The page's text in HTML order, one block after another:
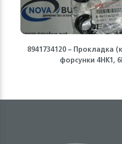
8941734120 – Прокладка
форсунки 4HK1,